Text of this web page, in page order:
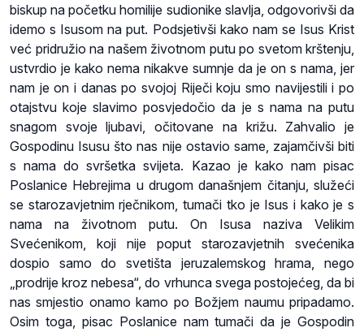
biskup na početku homilije sudionike slavlja, odgovorivši da
idemo s Isusom na put. Podsjetivši kako nam se Isus Krist
već pridružio na našem životnom putu po svetom krštenju,
ustvrdio je kako nema nikakve sumnje da je on s nama, jer
nam je on i danas po svojoj Riječi koju smo navijestili i po
otajstvu koje slavimo posvjedočio da je s nama na putu
snagom svoje ljubavi, očitovane na križu. Zahvalio je
Gospodinu Isusu što nas nije ostavio same, zajamčivši biti
s nama do svršetka svijeta. Kazao je kako nam pisac
Poslanice Hebrejima u drugom današnjem čitanju, služeći
se starozavjetnim rječnikom, tumači tko je Isus i kako je s
nama na životnom putu. On Isusa naziva Velikim
Svećenikom, koji nije poput starozavjetnih svećenika
dospio samo do svetišta jeruzalemskog hrama, nego
„prodrije kroz nebesa“, do vrhunca svega postojećeg, da bi
nas smjestio onamo kamo po Božjem naumu pripadamo.
Osim toga, pisac Poslanice nam tumači da je Gospodin